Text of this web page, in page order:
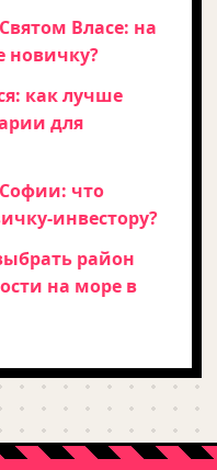
Власе: на
новичку?
как лучше
для
что
инвестору?
район
на море в